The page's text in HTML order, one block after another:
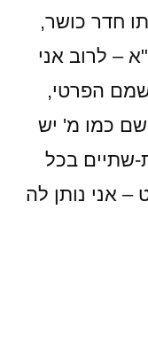
חדר כושר,
– לרוב אני
הפרטי,
כמו מ' יש
שתיים בכל
אני נותן לה